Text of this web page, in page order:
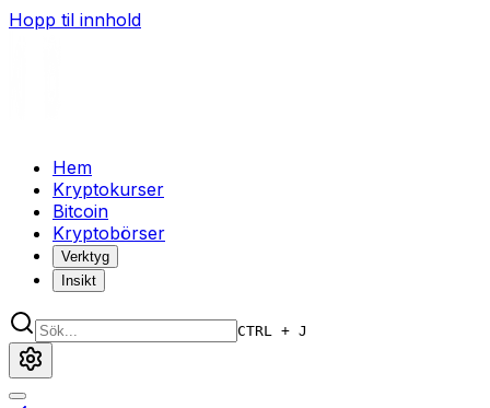
Hopp til innhold
Hem
Kryptokurser
Bitcoin
Kryptobörser
Verktyg
Insikt
CTRL + J